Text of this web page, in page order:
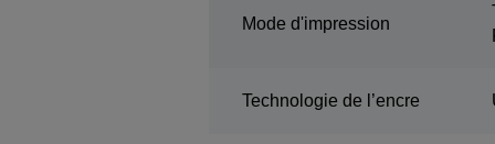
Mode d'impression
Technologie de l’encre